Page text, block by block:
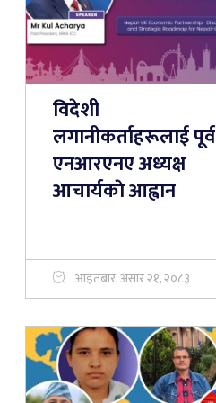
विदेशी
लगानीकर्ताहरूलाई पूर्व
एनआरएनए अध्यक्ष
आचार्यकाे आह्वान
आइतबार, असार २१, २०८३